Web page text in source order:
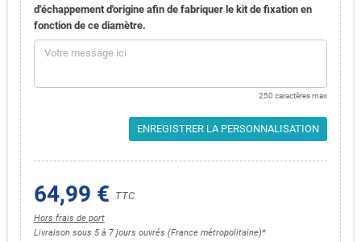
d'échappement d'origine afin de fabriquer le kit de fixation en
fonction de ce diamètre.
250 caractères max
ENREGISTRER LA PERSONNALISATION
64,99 € TTC
Hors frais de port
Livraison sous 5 à 7 jours ouvrés (France métropolitaine)*